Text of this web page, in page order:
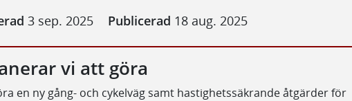
3 sep. 2025 Publicerad 18 aug. 2025
vi att göra
en ny gång- och cykelväg samt hastighetssäkrande åtgärder för